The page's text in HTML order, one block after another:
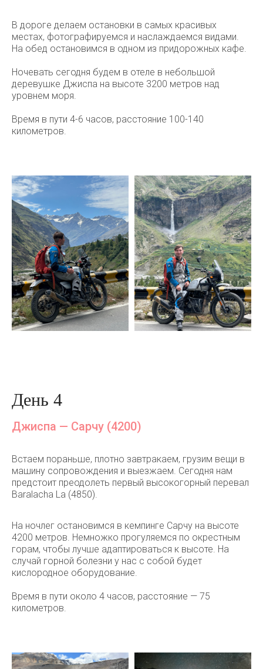
В дороге делаем остановки в самых красивых
местах, фотографируемся и наслаждаемся видами.
На обед остановимся в одном из придорожных кафе.
Ночевать сегодня будем в отеле в небольшой
деревушке Джиспа на высоте 3200 метров над
уровнем моря.
Время в пути 4-6 часов, расстояние 100-140
километров.
День 4
Джиспа — Сарчу (4200)
Встаем пораньше, плотно завтракаем, грузим вещи в
машину сопровождения и выезжаем. Сегодня нам
предстоит преодолеть первый высокогорный перевал
Baralacha La (4850).
На ночлег остановимся в кемпинге Сарчу на высоте
4200 метров. Немножко прогуляемся по окрестным
горам, чтобы лучше адаптироваться к высоте. На
случай горной болезни у нас с собой будет
кислородное оборудование.
Время в пути около 4 часов, расстояние — 75
километров.